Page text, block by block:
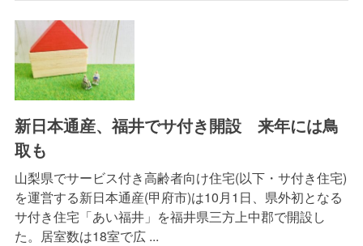
新日本通産、福井でサ付き開設 来年には鳥
取も
山梨県でサービス付き高齢者向け住宅(以下・サ付き住宅)
を運営する新日本通産(甲府市)は10月1日、県外初となる
サ付き住宅「あい福井」を福井県三方上中郡で開設し
た。居室数は18室で広 ...